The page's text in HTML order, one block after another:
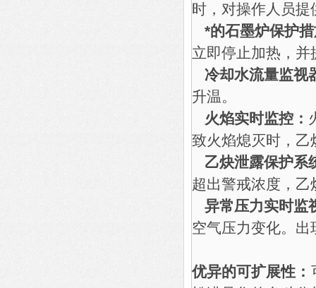
时，对操作人员提
*的石墨炉保护
立即停止加热，并
冷却水流量监视
升温。
火焰实时监控：
致火焰熄灭时，乙
乙炔泄露保护系
超出警戒浓度，
异常压力实时监
空气压力变化。
优异的可扩展性：